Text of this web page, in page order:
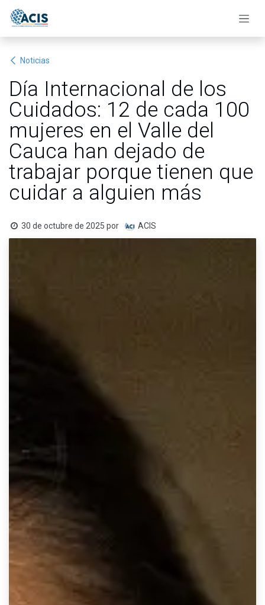
Noticias
Día Internacional de los
Cuidados: 12 de cada 100
mujeres en el Valle del
Cauca han dejado de
trabajar porque tienen que
cuidar a alguien más
30 de octubre de 2025 por ACIS